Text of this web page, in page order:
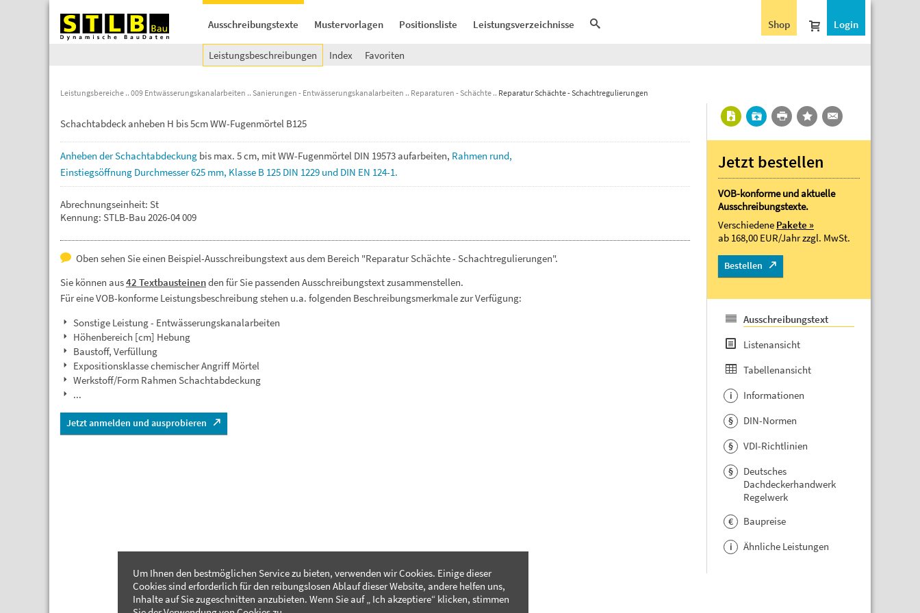
Ausschreibungstexte Mustervorlagen Positionsliste Leistungsverzeichnisse Login
Shop
Leistungsbeschreibungen Index Favoriten
Leistungsbereiche 009 Entwässerungskanalarbeiten Sanierungen - Entwässerungskanalarbeiten Reparaturen - Schächte Reparatur Schächte - Schachtregulierungen
Schachtabdeck anheben H bis 5cm WW-Fugenmörtel B125
Anheben derSchachtabdeckung bis max. 5cm, mitWW-Fugenmörtel DIN 19573aufarbeiten, Rahmen rund,
Einstiegsöffnung Durchmesser625 mm, Klasse B 125 DIN 1229 und DIN EN 124-1.
Abrechnungseinheit: St
Kennung: STLB-Bau 2026-04 009
Oben sehen Sie einen Beispiel-Ausschreibungstext aus dem Bereich "Reparatur Schächte - Schachtregulierungen".
Sie können aus42 Textbausteinenden für Sie passenden Ausschreibungstext zusammenstellen.
Für eine VOB-konforme Leistungsbeschreibung stehen u.a. folgenden Beschreibungsmerkmale zur Verfügung:
Sonstige Leistung - Entwässerungskanalarbeiten
Höhenbereich [cm] Hebung
Baustoff, Verfüllung
Expositionsklasse chemischer Angriff Mörtel
Werkstoff/Form Rahmen Schachtabdeckung
...
Jetzt anmelden und ausprobieren
Jetzt bestellen
VOB-konforme und aktuelle
Ausschreibungstexte.
Verschiedene Pakete »
ab 168,00 EUR/Jahrzzgl. MwSt.
Bestellen
Ausschreibungstext
Listenansicht
Tabellenansicht
i Informationen
§ DIN-Normen
§ VDI-Richtlinien
§
Deutsches
Dachdeckerhandwerk
Regelwerk
€ Baupreise
i Ähnliche Leistungen
Um Ihnen den bestmöglichen Service zu bieten, verwenden wir Cookies. Einige dieser
Cookies sind erforderlich für den reibungslosen Ablauf dieser Website, andere helfen uns,
Inhalte auf Sie zugeschnitten anzubieten. Wenn Sie auf „ Ich akzeptiere“ klicken, stimmen